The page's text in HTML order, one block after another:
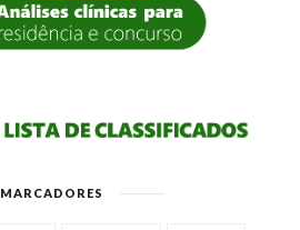
MARCADORES